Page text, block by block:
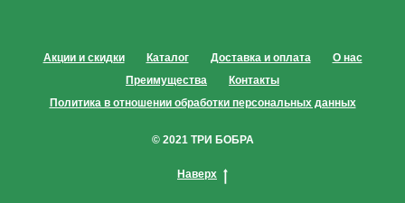
Акции и скидки Каталог Доставка и оплата
О нас
Преимущества
Контакты
Политика в отношении обработки персональных данных
© 2021 ТРИ БОБРА
Наверх